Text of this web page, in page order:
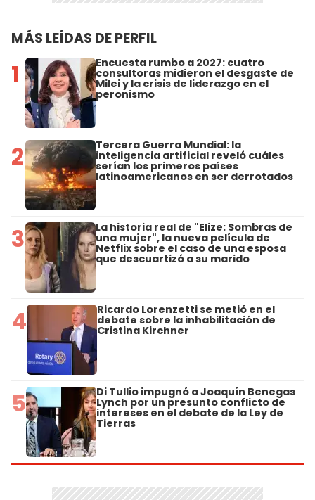
MÁS LEÍDAS DE PERFIL
1 Encuesta rumbo a 2027: cuatro
consultoras midieron el desgaste de
Milei y la crisis de liderazgo en el
peronismo
2 Tercera Guerra Mundial: la
inteligencia artificial reveló cuáles
serían los primeros países
latinoamericanos en ser derrotados
3 La historia real de "Elize: Sombras de
una mujer", la nueva película de
Netflix sobre el caso de una esposa
que descuartizó a su marido
4 Ricardo Lorenzetti se metió en el
debate sobre la inhabilitación de
Cristina Kirchner
5 Di Tullio impugnó a Joaquín Benegas
Lynch por un presunto conflicto de
intereses en el debate de la Ley de
Tierras